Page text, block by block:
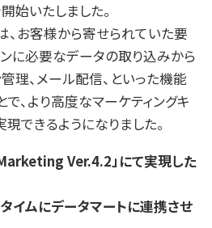
始いたしました。
お客様から寄せられていた要
に必要なデータの取り込みから
理、メール配信、といった機能
、より高度なマーケティングキ
できるようになりました。
Ver.4.2」にて実現した
イムにデータマートに連携させ